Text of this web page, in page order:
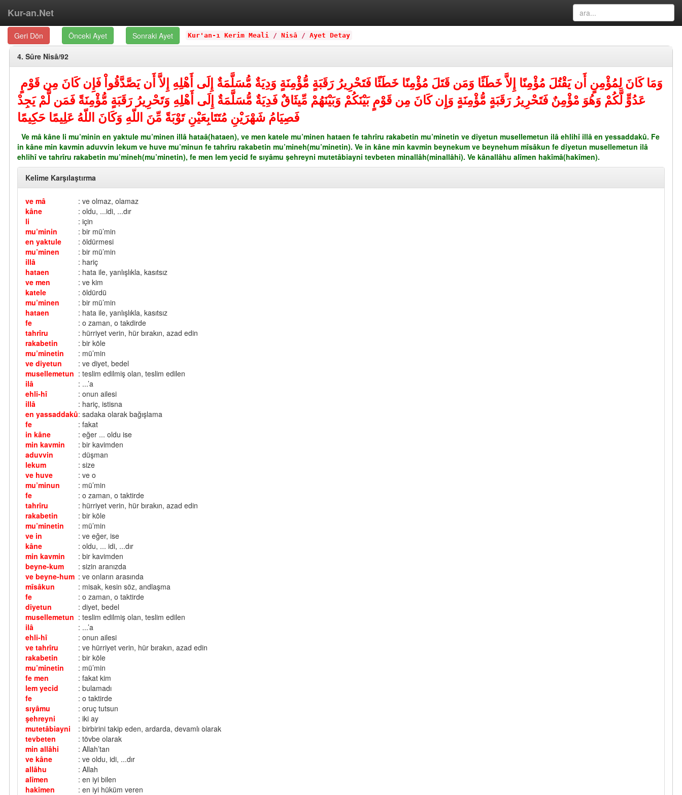
Kur-an.Net
Geri Dön Önceki Ayet Sonraki Ayet Kur'an-ı Kerim Meali / Nisâ / Ayet Detay
4. Sûre Nisâ/92
وَمَا كَانَ لِمُؤْمِنٍ أَن يَقْتُلَ مُؤْمِنًا إِلاَّ خَطَئًا وَمَن قَتَلَ مُؤْمِنًا خَطَئًا فَتَحْرِيرُ رَقَبَةٍ مُّؤْمِنَةٍ وَدِيَةٌ مُّسَلَّمَةٌ إِلَى أَهْلِهِ إِلاَّ أَن يَصَّدَّقُواْ فَإِن كَانَ مِن قَوْمٍ
عَدُوٍّ لَّكُمْ وَهُوَ مْؤْمِنٌ فَتَحْرِيرُ رَقَبَةٍ مُّؤْمِنَةٍ وَإِن كَانَ مِن قَوْمٍ بَيْنَكُمْ وَبَيْنَهُمْ مِّيثَاقٌ فَدِيَةٌ مُّسَلَّمَةٌ إِلَى أَهْلِهِ وَتَحْرِيرُ رَقَبَةٍ مُّؤْمِنَةً فَمَن لَّمْ يَجِدْ
فَصِيَامُ شَهْرَيْنِ مُتَتَابِعَيْنِ تَوْبَةً مِّنَ اللّهِ وَكَانَ اللّهُ عَلِيمًا حَكِيمًا
Ve mâ kâne li mu’minin en yaktule mu’minen illâ hataâ(hataen), ve men katele mu’minen hataen fe tahrîru rakabetin mu’minetin ve diyetun musellemetun ilâ ehlihî illâ en yessaddakû. Fe
in kâne min kavmin aduvvin lekum ve huve mu’minun fe tahrîru rakabetin mu’mineh(mu’minetin). Ve in kâne min kavmin beynekum ve beynehum mîsâkun fe diyetun musellemetun ilâ
ehlihî ve tahrîru rakabetin mu’mineh(mu’minetin), fe men lem yecid fe sıyâmu şehreyni mutetâbiayni tevbeten minallâh(minallâhi). Ve kânallâhu alîmen hakîmâ(hakîmen).
Kelime Karşılaştırma
ve mâ
: ve olmaz, olamaz
kâne
: oldu, ...idi, ...dır
li
: için
mu’minin
: bir mü’min
en yaktule
: öldürmesi
mu’minen
: bir mü’min
illâ
: hariç
hataen
: hata ile, yanlışlıkla, kasıtsız
ve men
: ve kim
katele
: öldürdü
mu’minen
: bir mü’min
hataen
: hata ile, yanlışlıkla, kasıtsız
fe
: o zaman, o takdirde
tahrîru
: hürriyet verin, hür bırakın, azad edin
rakabetin
: bir köle
mu’minetin
: mü’min
ve diyetun
: ve diyet, bedel
musellemetun : teslim edilmiş olan, teslim edilen
ilâ
: ...’a
ehli-hî
: onun ailesi
illâ
: hariç, istisna
en yassaddakû: sadaka olarak bağışlama
fe
: fakat
in kâne
: eğer ... oldu ise
min kavmin
: bir kavimden
aduvvin
: düşman
lekum
: size
ve huve
: ve o
mu’minun
: mü’min
fe
: o zaman, o taktirde
tahrîru
: hürriyet verin, hür bırakın, azad edin
rakabetin
: bir köle
mu’minetin
: mü’min
ve in
: ve eğer, ise
kâne
: oldu, ... idi, ...dır
min kavmin
: bir kavimden
beyne-kum
: sizin aranızda
ve beyne-hum : ve onların arasında
mîsâkun
: misak, kesin söz, andlaşma
fe
: o zaman, o taktirde
diyetun
: diyet, bedel
musellemetun : teslim edilmiş olan, teslim edilen
ilâ
: ...’a
ehli-hî
: onun ailesi
ve tahrîru
: ve hürriyet verin, hür bırakın, azad edin
rakabetin
: bir köle
mu’minetin
: mü’min
fe men
: fakat kim
lem yecid
: bulamadı
fe
: o taktirde
sıyâmu
: oruç tutsun
şehreyni
: iki ay
mutetâbiayni
: birbirini takip eden, ardarda, devamlı olarak
tevbeten
: tövbe olarak
min allâhi
: Allah’tan
ve kâne
: ve oldu, idi, ...dır
allâhu
: Allah
alîmen
: en iyi bilen
hakîmen
: en iyi hüküm veren